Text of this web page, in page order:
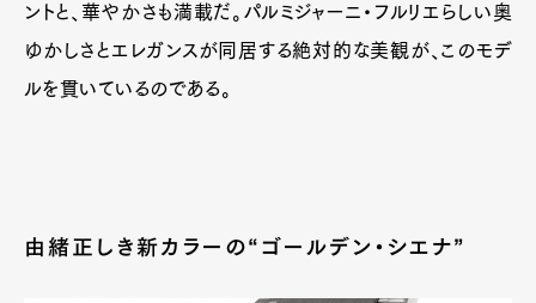
ントと、華やかさも満載だ。パルミジャーニ・フルリエらしい奥
ゆかしさとエレガンスが同居する絶対的な美観が、このモデ
ルを貫いているのである。
由緒正しき新カラーの“ゴールデン・シエナ”